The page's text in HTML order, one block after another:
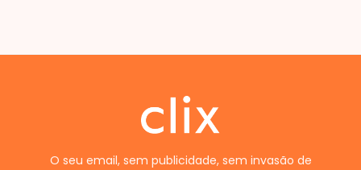
O seu email, sem publicidade, sem invasão de